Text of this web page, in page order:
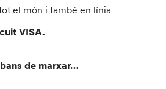
el món i també en línia
VISA.
de marxar…